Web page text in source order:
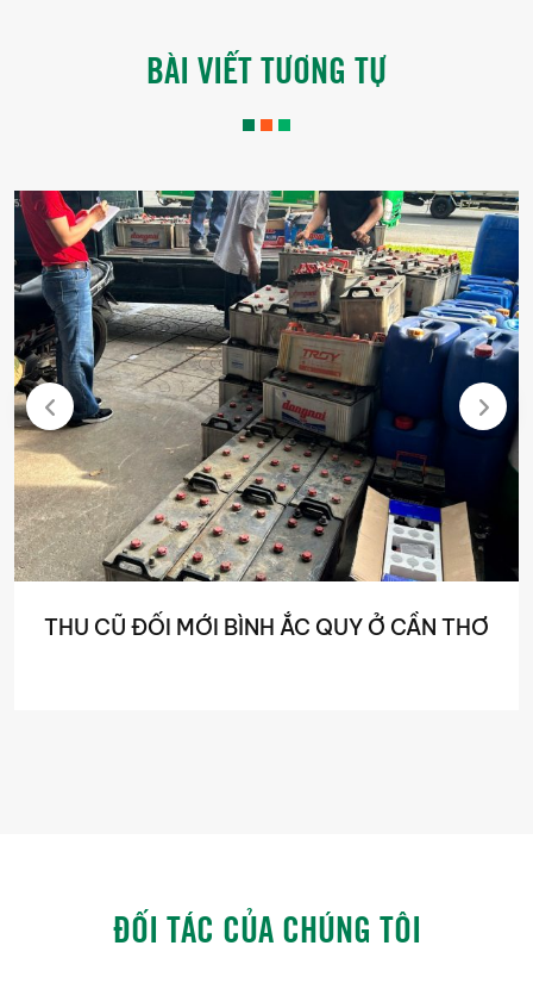
BÀI VIẾT TƯƠNG TỰ
THU CŨ ĐỔI MỚI BÌNH ẮC QUY Ở CẦN THƠ
ĐỐI TÁC CỦA CHÚNG TÔI